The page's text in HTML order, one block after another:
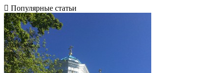
Популярные статьи